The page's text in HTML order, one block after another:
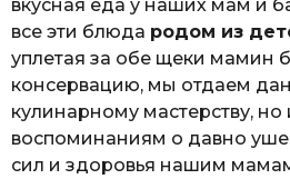
вкусная еда у наших мам и
все эти блюда родом из
уплетая за обе щеки мамин
консервацию, мы отдаем
кулинарному мастерству,
воспоминаниям о давно
сил и здоровья нашим